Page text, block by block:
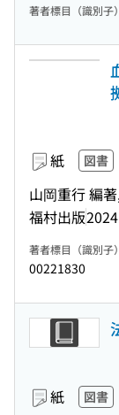
著者標目（識別子）
紙 図書
山岡重行 編
福村出版
著者標目（識別子）
00221830
紙 図書